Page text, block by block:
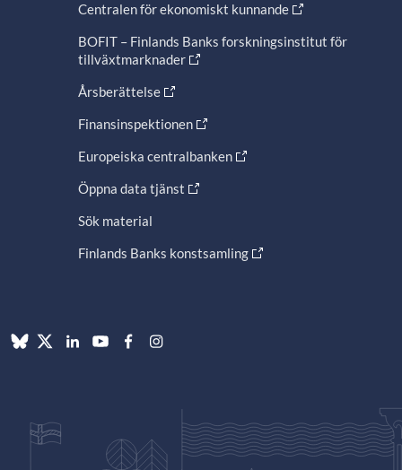
Centralen för ekonomiskt kunnande
BOFIT – Finlands Banks forskningsinstitut för
tillväxtmarknader
Årsberättelse
Finansinspektionen
Europeiska centralbanken
Öppna data tjänst
Sök material
Finlands Banks konstsamling